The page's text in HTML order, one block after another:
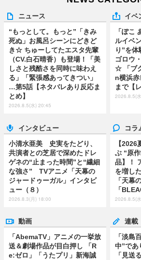
ニュース
“もっとして。もっと”「きみ
死ぬ」お風呂シーンにどきど
き☆ ちゅーしてたエスタ先輩
（CV.白石晴香）も登場！「美
しさと残酷さを同時に味わえ
る」「緊張感あってきつい」
…第5話【ネタバレあり反応ま
とめ】
2026.8.5(水) 20:45
イベ
「ぽこ
ルイベ
り”を
ゴロウ
☆ 「ブ
n横浜赤
まで【
2026.8.5(
インタビュー
小清水亜美 史実をたどり、
共演者との芝居で深めたドレ
ゲネの“止まった時間”と“繊細
な強さ” TVアニメ「天幕の
ジャードゥーガル」インタビ
ュー（８）
2026.8.3(月) 18:00
コラ
【
ぶ “原
品】！
を増し
「天幕
「
2026.8.5(
動画
「AbemaTV」アニメの一挙放
送＆劇場作品が目白押し 「R
e:ゼロ」「うたプリ」新海誠
連載
「淡島
中”であ
「見送